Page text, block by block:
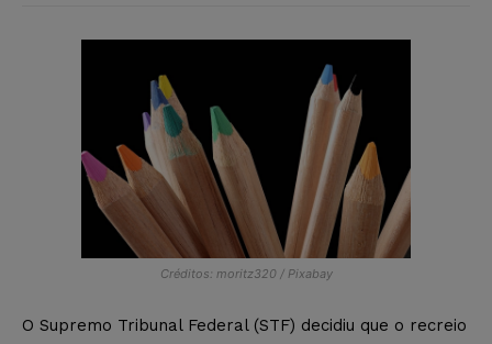
Créditos: moritz320 / Pixabay
O Supremo Tribunal Federal (STF) decidiu que o recreio